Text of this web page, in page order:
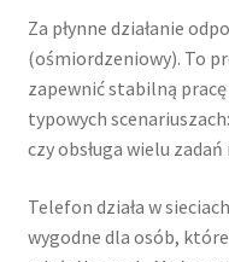
Za płynne działanie
(ośmiordzeniowy). To
zapewnić stabilną
typowych
czy obsługa wielu zadań
Telefon działa w sieciach
wygodne dla osób,